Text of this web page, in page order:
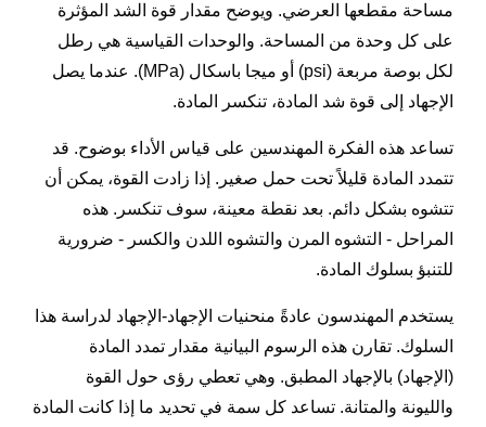
مساحة مقطعها العرضي. ويوضح مقدار قوة الشد المؤثرة
على كل وحدة من المساحة. والوحدات القياسية هي رطل
لكل بوصة مربعة (psi) أو ميجا باسكال (MPa). عندما يصل
الإجهاد إلى قوة شد المادة، تنكسر المادة.
تساعد هذه الفكرة المهندسين على قياس الأداء بوضوح. قد
تتمدد المادة قليلاً تحت حمل صغير. إذا زادت القوة، يمكن أن
تتشوه بشكل دائم. بعد نقطة معينة، سوف تنكسر. هذه
المراحل - التشوه المرن والتشوه اللدن والكسر - ضرورية
للتنبؤ بسلوك المادة.
يستخدم المهندسون عادةً منحنيات الإجهاد-الإجهاد لدراسة هذا
السلوك. تقارن هذه الرسوم البيانية مقدار تمدد المادة
(الإجهاد) بالإجهاد المطبق. وهي تعطي رؤى حول القوة
والليونة والمتانة. تساعد كل سمة في تحديد ما إذا كانت المادة